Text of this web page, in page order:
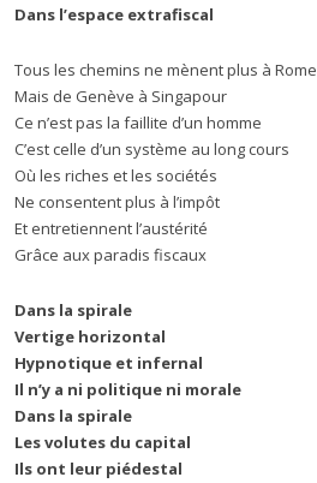
Dans l’espace extrafiscal
Tous les chemins ne mènent plus à Rome
Mais de Genève à Singapour
Ce n’est pas la faillite d’un homme
C’est celle d’un système au long cours
Où les riches et les sociétés
Ne consentent plus à l’impôt
Et entretiennent l’austérité
Grâce aux paradis fiscaux
Dans la spirale
Vertige horizontal
Hypnotique et infernal
Il n’y a ni politique ni morale
Dans la spirale
Les volutes du capital
Ils ont leur piédestal